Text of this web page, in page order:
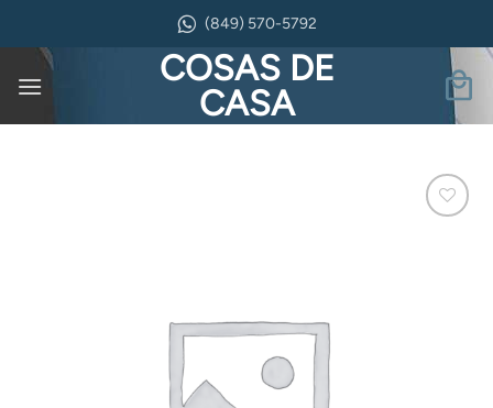
contenido
(849) 570-5792
COSAS DE
CASA